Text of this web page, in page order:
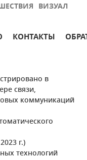
ВИЗУАЛ
КОНТАКТЫ
в
связи,
коммуникаций
г.)
технологий